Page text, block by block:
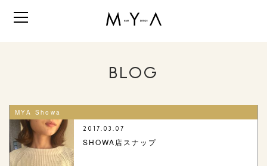
BLOG
MYA Showa
2017.03.07
SHOWA店スナップ